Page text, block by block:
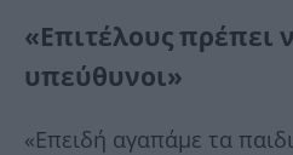
«Επιτέλους πρέπει
υπεύθυνοι»
«Επειδή αγαπάμε τα